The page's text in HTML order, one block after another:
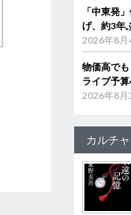
「中東発
げ、約3年
2026年8月
物価高で
ライブ予
2026年8月
カルチ